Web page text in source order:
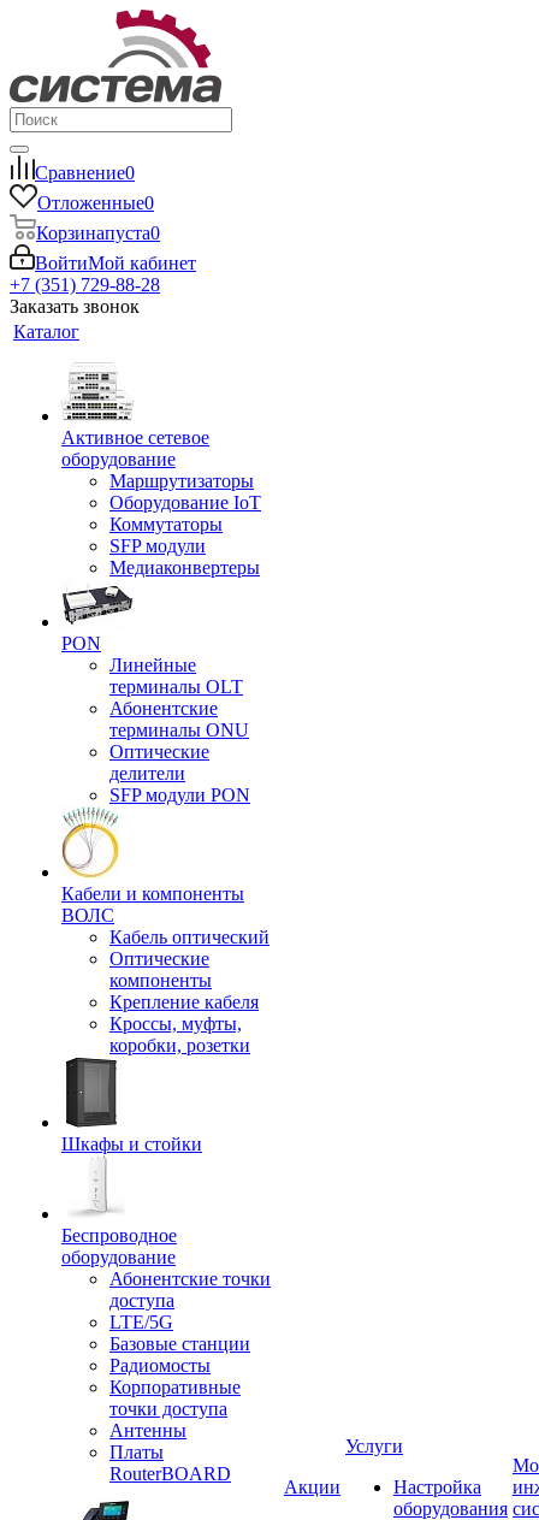
Сравнение0
Отложенные0
Корзинапуста0
ВойтиМой кабинет
+7 (351) 729-88-28
Заказать звонок
Каталог
Активное сетевое
оборудование
Маршрутизаторы
Оборудование IoT
Коммутаторы
SFP модули
Медиаконвертеры
PON
Линейные
терминалы OLT
Абонентские
терминалы ONU
Оптические
делители
SFP модули PON
Кабели и компоненты
ВОЛС
Кабель оптический
Оптические
компоненты
Крепление кабеля
Кроссы, муфты,
коробки, розетки
Шкафы и стойки
Беспроводное
оборудование
Абонентские точки
доступа
LTE/5G
Базовые станции
Радиомосты
Корпоративные
точки доступа
Антенны
Платы
RouterBOARD
Акции
Услуги
Настройка
оборудования